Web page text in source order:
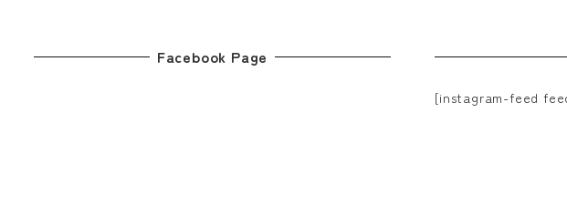
Facebook Page
[instagram-feed